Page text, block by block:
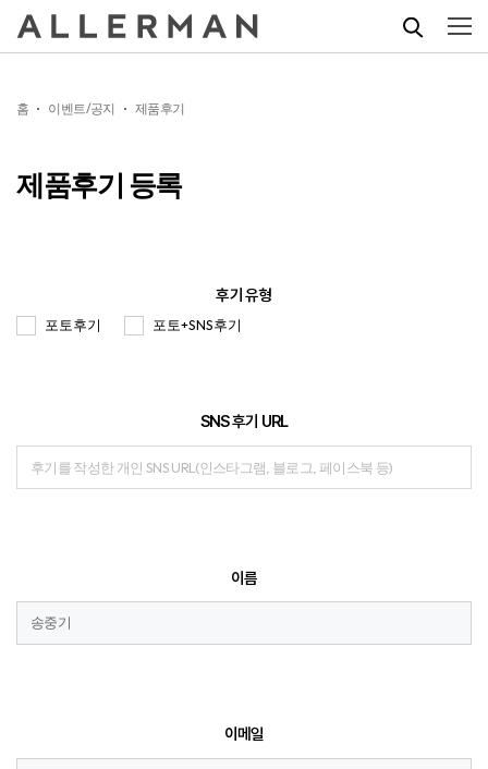
홈 이벤트/공지 제품후기
제품후기 등록
후기 유형
포토후기 포토+SNS후기​
SNS 후기 URL
이름
이메일